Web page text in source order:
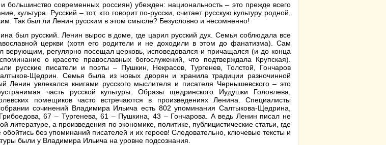
большинство современных россиян) убежден: национальность – это прежде всего
культура. Русский – тот, кто говорит по-русски, считает русскую культуру родной,
Так был ли Ленин русским в этом смысле? Безусловно и несомненно!
был русский. Ленин вырос в доме, где царил русский дух. Семья соблюдала все
церкви (хотя его родители и не доходили в этом до фанатизма). Сам
верующим, регулярно посещал церковь, исповедовался и причащался (и до конца
о красоте православных богослужений, что подтверждала Крупская).
русские писатели и поэты – Пушкин, Некрасов, Тургенев, Толстой, Гончаров
Щедрин. Семья была из новых дворян и хранила традиции разночинной
Ленин увлекался книгами русского мыслителя и писателя Чернышевского – это
часть русской культуры. Образы щедринского Иудушки Головлева,
помещиков часто встречаются в произведениях Ленина. Специалисты
сочинений Владимира Ильича есть 802 упоминания Салтыкова-Щедрина,
67 – Тургенева, 61 – Пушкина, 43 – Гончарова. А ведь Ленин писал не
литературе, а произведения по экономике, политике, публицистические статьи, где
без упоминаний писателей и их героев! Следовательно, ключевые тексты и
были у Владимира Ильича на уровне подсознания.